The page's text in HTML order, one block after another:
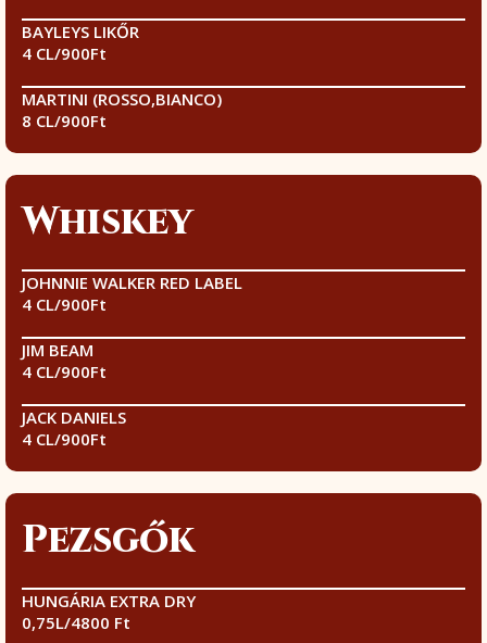
BAYLEYS LIKŐR
4 CL/900Ft
MARTINI (ROSSO,BIANCO)
8 CL/900Ft
Whiskey
JOHNNIE WALKER RED LABEL
4 CL/900Ft
JIM BEAM
4 CL/900Ft
JACK DANIELS
4 CL/900Ft
Pezsgők
HUNGÁRIA EXTRA DRY
0,75L/4800 Ft